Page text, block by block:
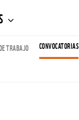
TRABAJO CONVOCATORIAS